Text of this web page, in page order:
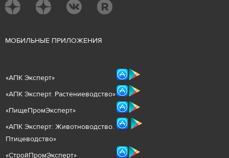
МОБИЛЬНЫЕ ПРИЛОЖЕНИЯ
«АПК Эксперт»
«АПК Эксперт. Растениеводство»
«ПищеПромЭксперт»
«АПК Эксперт: Животноводство.
Птицеводство»
«СтройПромЭксперт»